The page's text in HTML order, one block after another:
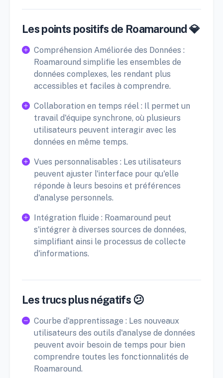
Les points positifs de Roamaround 💎
Compréhension Améliorée des Données :
Roamaround simplifie les ensembles de
données complexes, les rendant plus
accessibles et faciles à comprendre.
Collaboration en temps réel : Il permet un
travail d'équipe synchrone, où plusieurs
utilisateurs peuvent interagir avec les
données en même temps.
Vues personnalisables : Les utilisateurs
peuvent ajuster l'interface pour qu'elle
réponde à leurs besoins et préférences
d'analyse personnels.
Intégration fluide : Roamaround peut
s'intégrer à diverses sources de données,
simplifiant ainsi le processus de collecte
d'informations.
Les trucs plus négatifs 😕
Courbe d'apprentissage : Les nouveaux
utilisateurs des outils d'analyse de données
peuvent avoir besoin de temps pour bien
comprendre toutes les fonctionnalités de
Roamaround.